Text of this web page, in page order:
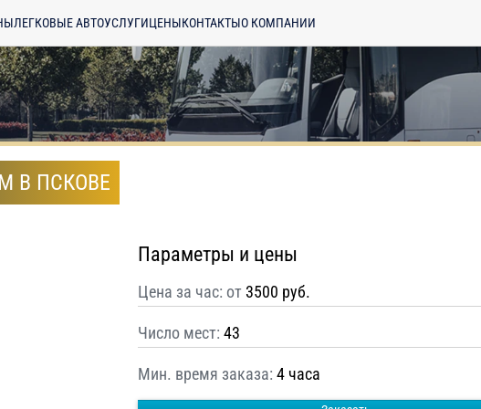
ЛЕГКОВЫЕ АВТОУСЛУГИЦЕНЫКОНТАКТЫО КОМПАНИИ
В ПСКОВЕ
Параметры и цены
Цена за час: от 3500 руб.
Число мест: 43
Мин. время заказа: 4 часа
Политикой конфиденциальностиознакомлен(а), даю